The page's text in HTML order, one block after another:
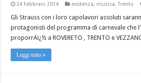
24 Febbraio 2014 evidenza, musica,Trento
Gli Strauss con i loro capolavori assoluti
protagonisti del programma di carnevale che
proporrAï¿½ a ROVERETO , TRENTO e
Leggi tutto »